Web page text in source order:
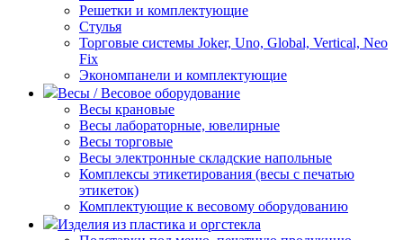
Решетки и комплектующие
Стулья
Торговые системы Joker, Uno, Global, Vertical, Neo
Fix
Экономпанели и комплектующие
Весы / Весовое оборудование
Весы крановые
Весы лабораторные, ювелирные
Весы торговые
Весы электронные складские напольные
Комплексы этикетирования (весы с печатью
этикеток)
Комплектующие к весовому оборудованию
Изделия из пластика и оргстекла